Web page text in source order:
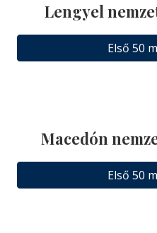
Lengyel
Első 50
Macedón
Első 50